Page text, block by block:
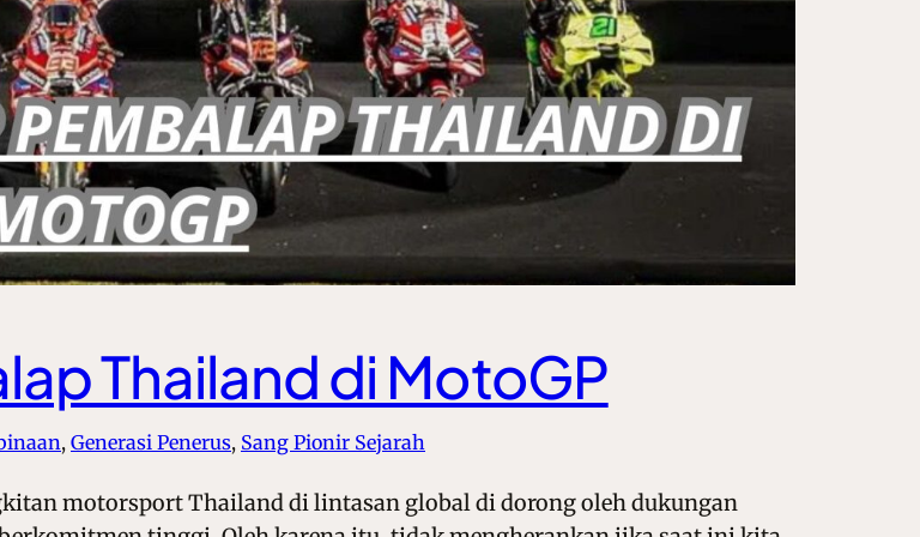
Thailand di MotoGP
, Generasi Penerus, Sang Pionir Sejarah
motorsport Thailand di lintasan global di dorong oleh dukungan